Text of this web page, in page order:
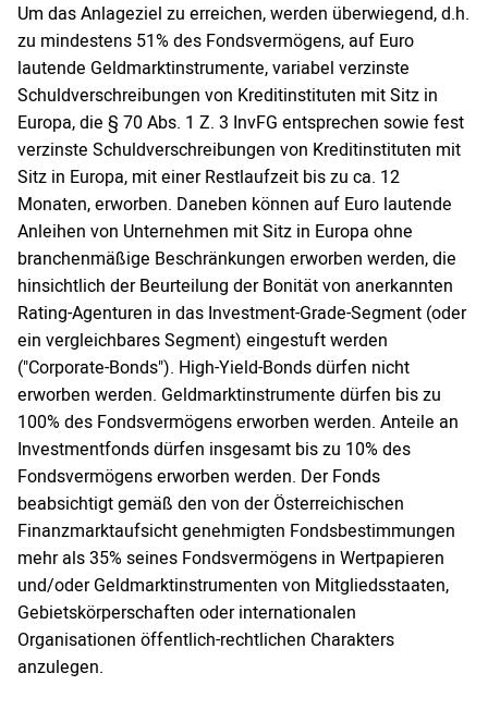
Um das Anlageziel zu erreichen, werden überwiegend, d.h.
zu mindestens 51% des Fondsvermögens, auf Euro
lautende Geldmarktinstrumente, variabel verzinste
Schuldverschreibungen von Kreditinstituten mit Sitz in
Europa, die § 70 Abs. 1 Z. 3 InvFG entsprechen sowie fest
verzinste Schuldverschreibungen von Kreditinstituten mit
Sitz in Europa, mit einer Restlaufzeit bis zu ca. 12
Monaten, erworben. Daneben können auf Euro lautende
Anleihen von Unternehmen mit Sitz in Europa ohne
branchenmäßige Beschränkungen erworben werden, die
hinsichtlich der Beurteilung der Bonität von anerkannten
Rating-Agenturen in das Investment-Grade-Segment (oder
ein vergleichbares Segment) eingestuft werden
("Corporate-Bonds"). High-Yield-Bonds dürfen nicht
erworben werden. Geldmarktinstrumente dürfen bis zu
100% des Fondsvermögens erworben werden. Anteile an
Investmentfonds dürfen insgesamt bis zu 10% des
Fondsvermögens erworben werden. Der Fonds
beabsichtigt gemäß den von der Österreichischen
Finanzmarktaufsicht genehmigten Fondsbestimmungen
mehr als 35% seines Fondsvermögens in Wertpapieren
und/oder Geldmarktinstrumenten von Mitgliedsstaaten,
Gebietskörperschaften oder internationalen
Organisationen öffentlich-rechtlichen Charakters
anzulegen.